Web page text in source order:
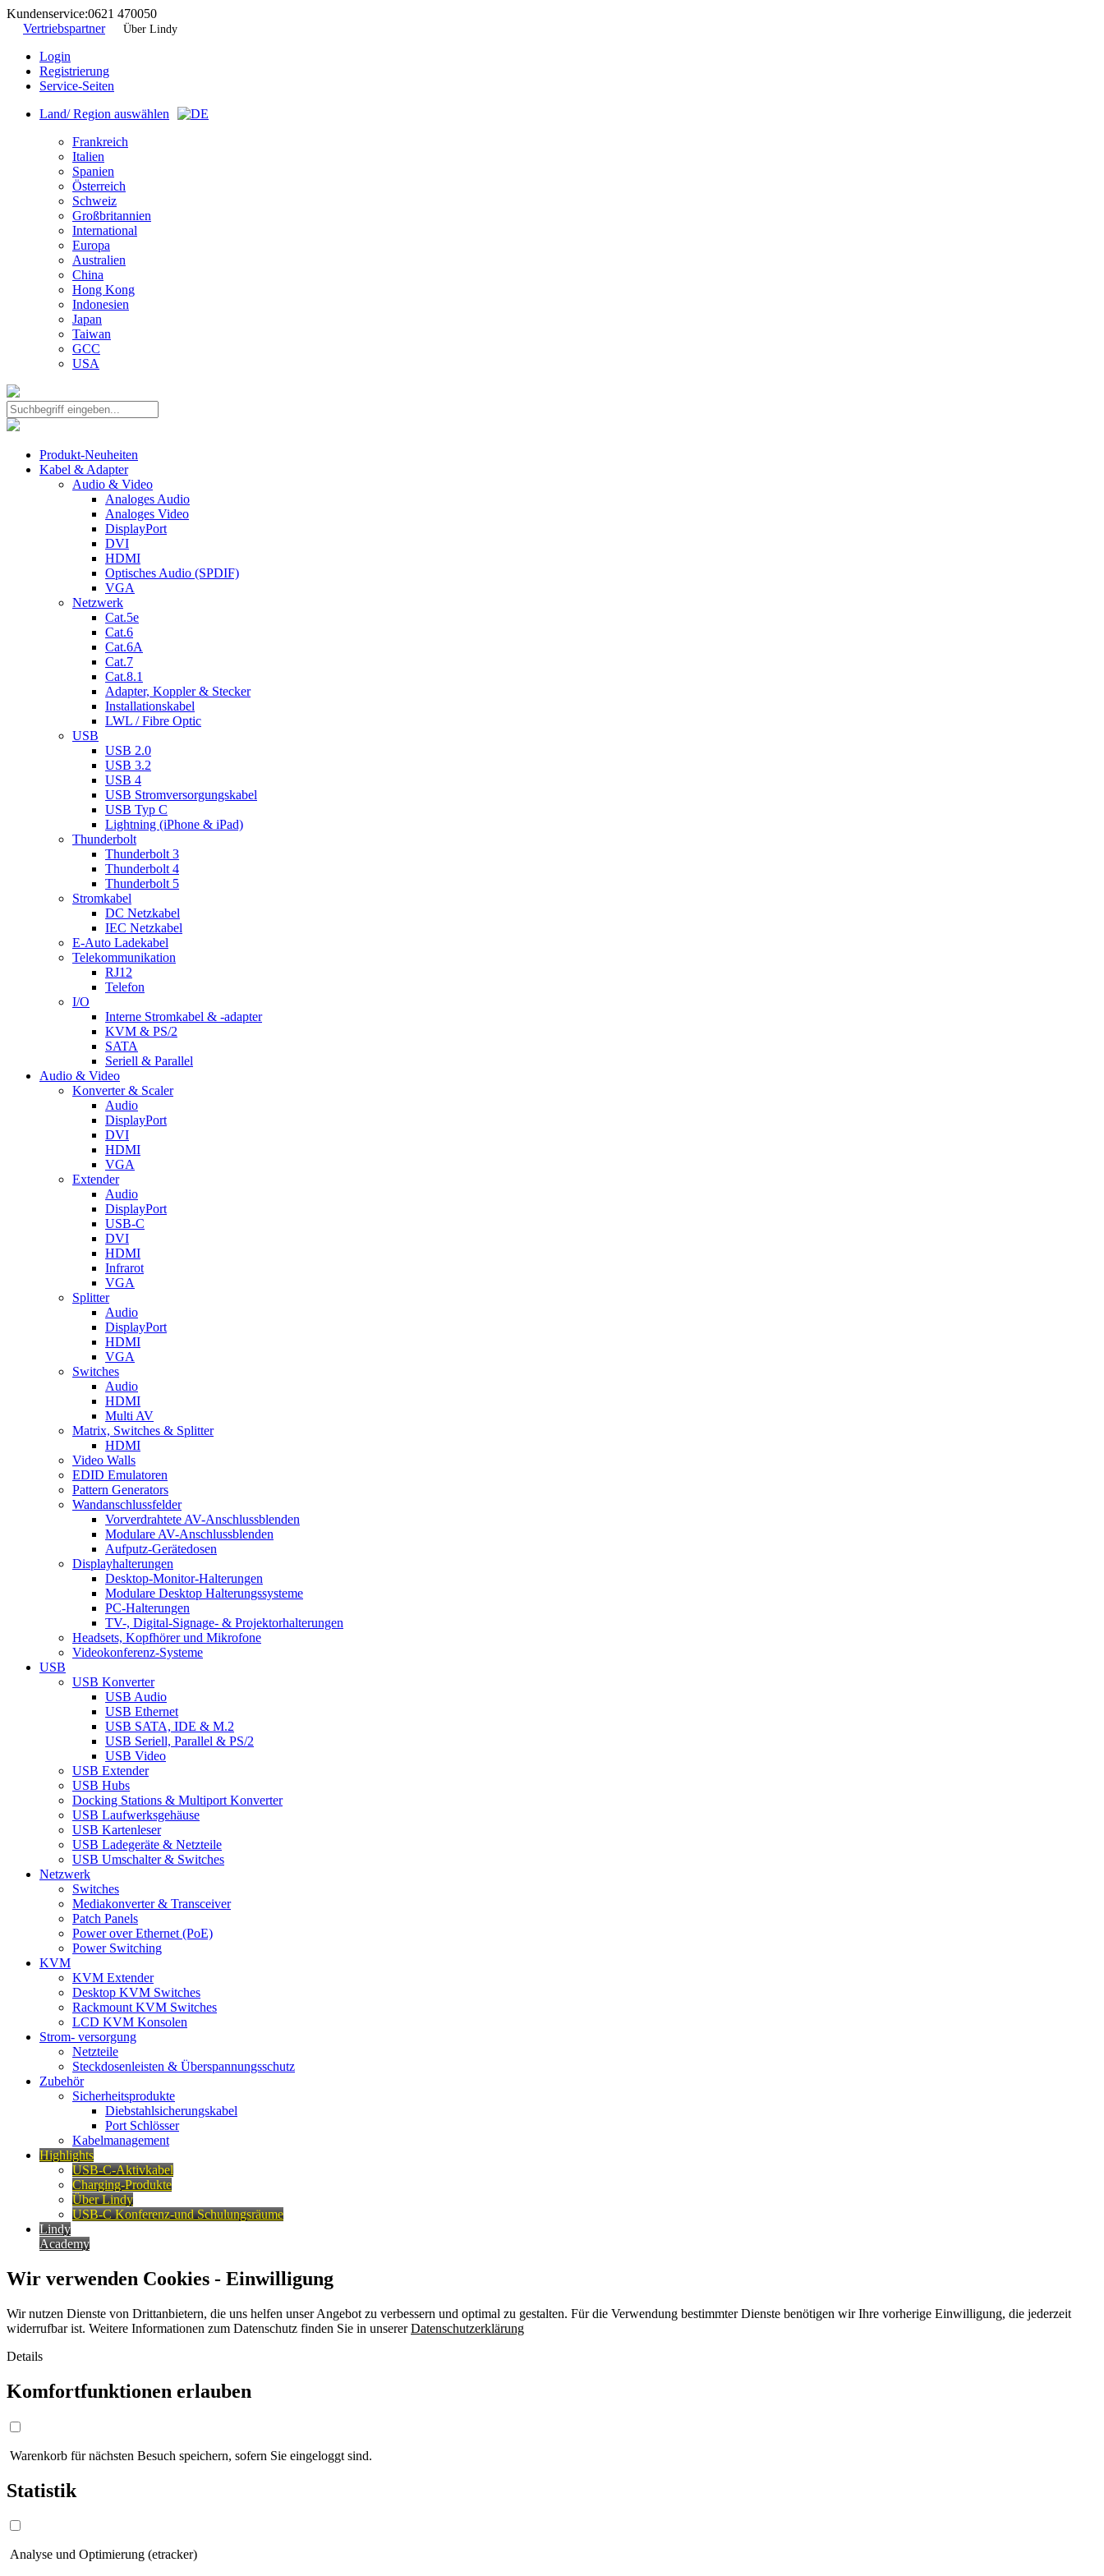
Kundenservice:0621 470050
Vertriebspartner
Über Lindy
Login
Registrierung
Service-Seiten
Land/ Region auswählen
Frankreich
Italien
Spanien
Österreich
Schweiz
Großbritannien
International
Europa
Australien
China
Hong Kong
Indonesien
Japan
Taiwan
GCC
USA
Produkt-Neuheiten
Kabel & Adapter
Audio & Video
Analoges Audio
Analoges Video
DisplayPort
DVI
HDMI
Optisches Audio (SPDIF)
VGA
Netzwerk
Cat.5e
Cat.6
Cat.6A
Cat.7
Cat.8.1
Adapter, Koppler & Stecker
Installationskabel
LWL / Fibre Optic
USB
USB 2.0
USB 3.2
USB 4
USB Stromversorgungskabel
USB Typ C
Lightning (iPhone & iPad)
Thunderbolt
Thunderbolt 3
Thunderbolt 4
Thunderbolt 5
Stromkabel
DC Netzkabel
IEC Netzkabel
E-Auto Ladekabel
Telekommunikation
RJ12
Telefon
I/O
Interne Stromkabel & -adapter
KVM & PS/2
SATA
Seriell & Parallel
Audio & Video
Konverter & Scaler
Audio
DisplayPort
DVI
HDMI
VGA
Extender
Audio
DisplayPort
USB-C
DVI
HDMI
Infrarot
VGA
Splitter
Audio
DisplayPort
HDMI
VGA
Switches
Audio
HDMI
Multi AV
Matrix, Switches & Splitter
HDMI
Video Walls
EDID Emulatoren
Pattern Generators
Wandanschlussfelder
Vorverdrahtete AV-Anschlussblenden
Modulare AV-Anschlussblenden
Aufputz-Gerätedosen
Displayhalterungen
Desktop-Monitor-Halterungen
Modulare Desktop Halterungssysteme
PC-Halterungen
TV-, Digital-Signage- & Projektorhalterungen
Headsets, Kopfhörer und Mikrofone
Videokonferenz-Systeme
USB
USB Konverter
USB Audio
USB Ethernet
USB SATA, IDE & M.2
USB Seriell, Parallel & PS/2
USB Video
USB Extender
USB Hubs
Docking Stations & Multiport Konverter
USB Laufwerksgehäuse
USB Kartenleser
USB Ladegeräte & Netzteile
USB Umschalter & Switches
Netzwerk
Switches
Mediakonverter & Transceiver
Patch Panels
Power over Ethernet (PoE)
Power Switching
KVM
KVM Extender
Desktop KVM Switches
Rackmount KVM Switches
LCD KVM Konsolen
Strom- versorgung
Netzteile
Steckdosenleisten & Überspannungsschutz
Zubehör
Sicherheitsprodukte
Diebstahlsicherungskabel
Port Schlösser
Kabelmanagement
Highlights
USB-C-Aktivkabel
Charging-Produkte
Über Lindy
USB-C Konferenz-und Schulungsräume
Lindy
Academy
Wir verwenden Cookies - Einwilligung
Wir nutzen Dienste von Drittanbietern, die uns helfen unser Angebot zu verbessern und optimal zu gestalten. Für die Verwendung bestimmter Dienste benötigen wir Ihre vorherige Einwilligung, die jederzeit
widerrufbar ist. Weitere Informationen zum Datenschutz finden Sie in unsererDatenschutzerklärung
Details
Komfortfunktionen erlauben
Warenkorb für nächsten Besuch speichern, sofern Sie eingeloggt sind.
Statistik
Analyse und Optimierung (etracker)